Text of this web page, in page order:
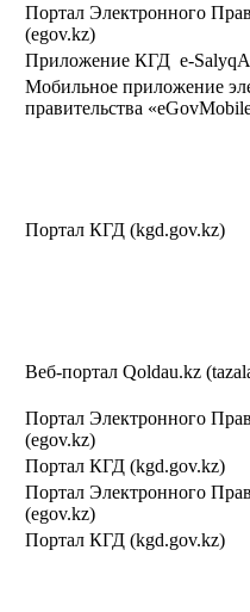
Портал Электронного
(egov.kz)
Приложение КГД e-
Мобильное приложение
правительства
Портал КГД (kgd.gov.kz)
Веб-портал Qoldau.kz
Портал Электронного
(egov.kz)
Портал КГД (kgd.gov.kz)
Портал Электронного
(egov.kz)
Портал КГД (kgd.gov.kz)